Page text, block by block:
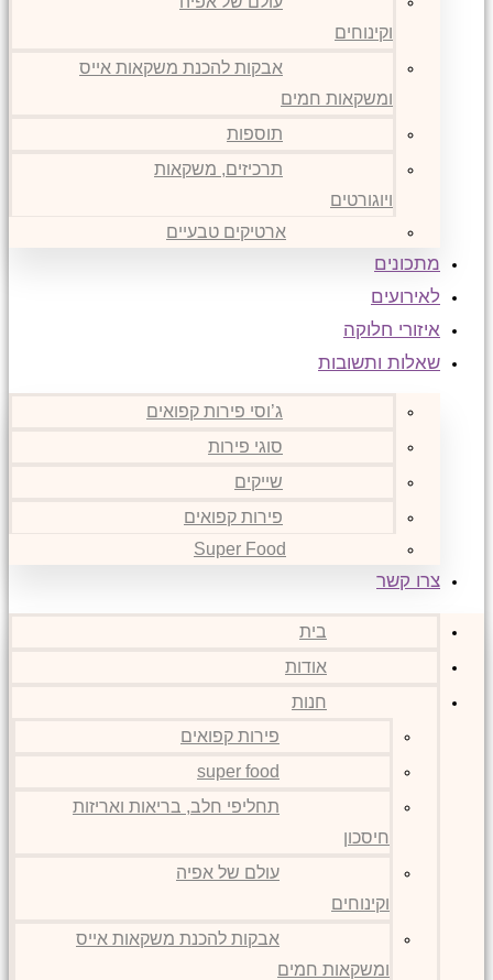
וקינוחים
אבקות להכנת משקאות אייס
ומשקאות חמים
תוספות
תרכיזים, משקאות
ויוגורטים
ארטיקים טבעיים
מתכונים
לאירועים
איזורי חלוקה
שאלות ותשובות
ג’וסי פירות קפואים
סוגי פירות
שייקים
פירות קפואים
Super Food
צרו קשר
בית
אודות
חנות
פירות קפואים
super food
תחליפי חלב, בריאות ואריזות
חיסכון
עולם של אפיה
וקינוחים
אבקות להכנת משקאות אייס
ומשקאות חמים